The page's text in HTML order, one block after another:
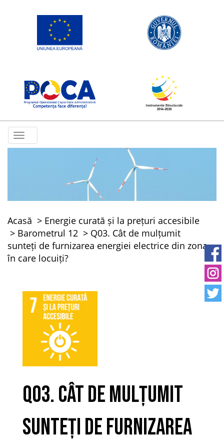
Toggle
navigation
Acasă
Energie curată și la prețuri accesibile
Barometrul 12
Q03. Cât de mulțumit
sunteți de furnizarea energiei electrice din zona
în care locuiți?
Q03. Cât de mulțumit
sunteți de furnizarea